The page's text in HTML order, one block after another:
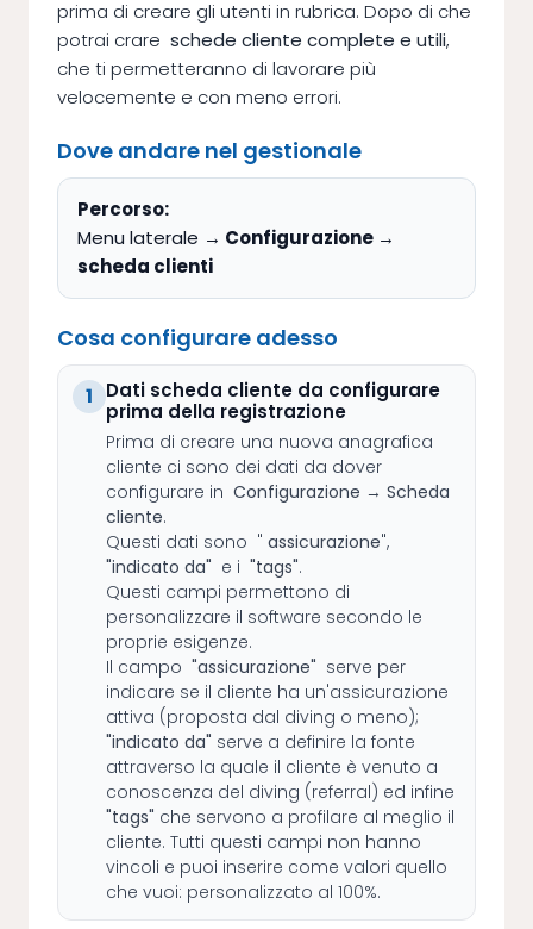
prima di creare gli utenti in rubrica. Dopo di che
potrai crare schede cliente complete e utili,
che ti permetteranno di lavorare più
velocemente e con meno errori.
Dove andare nel gestionale
Percorso:
Menu laterale → Configurazione →
scheda clienti
Cosa configurare adesso
1
Dati scheda cliente da configurare
prima della registrazione
Prima di creare una nuova anagrafica
cliente ci sono dei dati da dover
configurare in Configurazione → Scheda
cliente.
Questi dati sono " assicurazione",
"indicato da" e i "tags".
Questi campi permettono di
personalizzare il software secondo le
proprie esigenze.
Il campo "assicurazione" serve per
indicare se il cliente ha un'assicurazione
attiva (proposta dal diving o meno);
"indicato da" serve a definire la fonte
attraverso la quale il cliente è venuto a
conoscenza del diving (referral) ed infine
"tags" che servono a profilare al meglio il
cliente. Tutti questi campi non hanno
vincoli e puoi inserire come valori quello
che vuoi: personalizzato al 100%.